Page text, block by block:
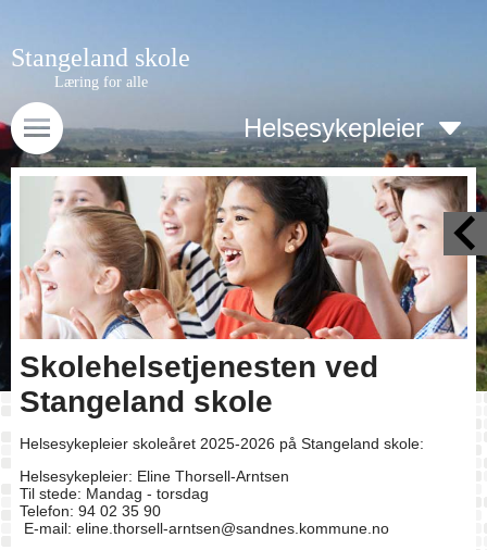
Stangeland skole
Læring for alle
Helsesykepleier
Skolehelsetjenesten ved
Stangeland skole
Helsesykepleier skoleåret 2025-2026 på Stangeland skole:
Helsesykepleier: Eline Thorsell-Arntsen
Til stede: Mandag - torsdag
Telefon: 94 02 35 90
E-mail: eline.thorsell-arntsen@sandnes.kommune.no